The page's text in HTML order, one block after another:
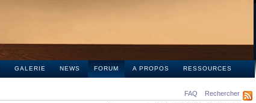
GALERIE NEWS FORUM A PROPOS RESSOURCES
FAQ Rechercher